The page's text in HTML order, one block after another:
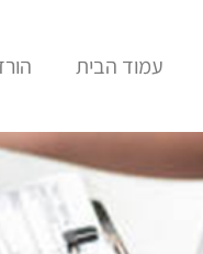
עמוד הבית